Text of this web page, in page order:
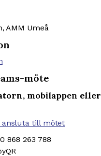
AMM Umeå
möte
mobilappen eller
till mötet
868 263 788